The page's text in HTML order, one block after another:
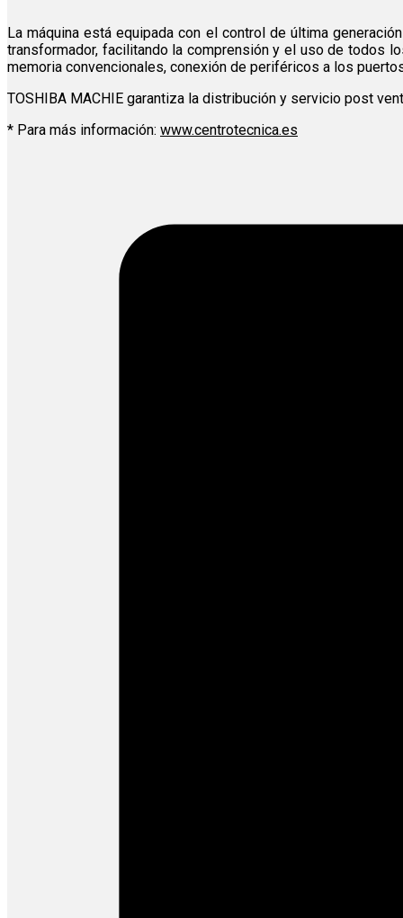
La máquina está equipada con el control de última
transformador, facilitando la comprensión y el uso de todos
memoria convencionales, conexión de periféricos a los
TOSHIBA MACHIE garantiza la distribución y servicio post
* Para más información: www.centrotecnica.es